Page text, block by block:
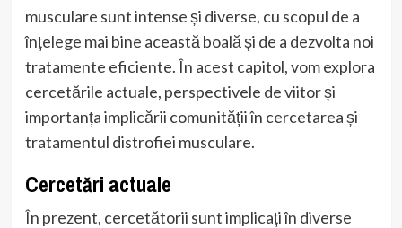
musculare sunt intense și diverse, cu scopul de a
înțelege mai bine această boală și de a dezvolta noi
tratamente eficiente. În acest capitol, vom explora
cercetările actuale, perspectivele de viitor și
importanța implicării comunității în cercetarea și
tratamentul distrofiei musculare.
Cercetări actuale
În prezent, cercetătorii sunt implicați în diverse